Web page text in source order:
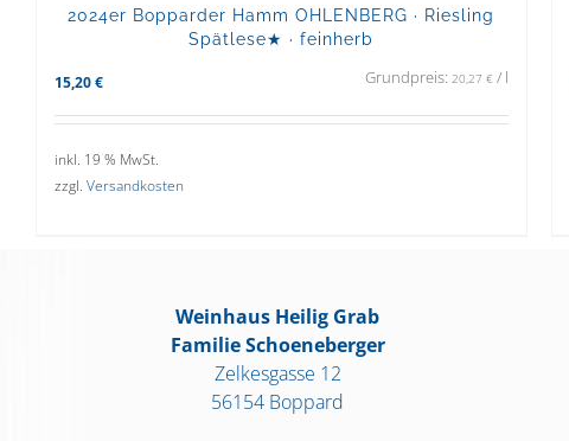
2024er Bopparder Hamm OHLENBERG · Riesling
Spätlese★ · feinherb
15,20 € Grundpreis: 20,27 €/ l
inkl. 19 % MwSt.
zzgl. Versandkosten
Weinhaus Heilig Grab
Familie Schoeneberger
Zelkesgasse 12
56154 Boppard